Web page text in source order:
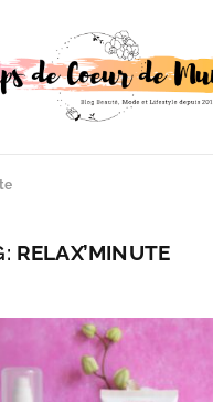
RELAX’MINUTE